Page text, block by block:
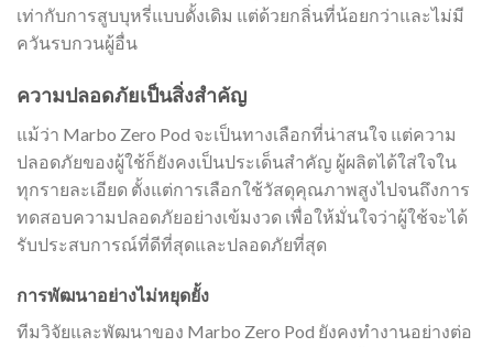
เท่ากับการสูบบุหรี่แบบดั้งเดิม แต่ด้วยกลิ่นที่น้อยกว่าและไม่มี
ควันรบกวนผู้อื่น
ความปลอดภัยเป็นสิ่งสำคัญ
แม้ว่า Marbo Zero Pod จะเป็นทางเลือกที่น่าสนใจ แต่ความ
ปลอดภัยของผู้ใช้ก็ยังคงเป็นประเด็นสำคัญ ผู้ผลิตได้ใส่ใจใน
ทุกรายละเอียด ตั้งแต่การเลือกใช้วัสดุคุณภาพสูงไปจนถึงการ
ทดสอบความปลอดภัยอย่างเข้มงวด เพื่อให้มั่นใจว่าผู้ใช้จะได้
รับประสบการณ์ที่ดีที่สุดและปลอดภัยที่สุด
การพัฒนาอย่างไม่หยุดยั้ง
ทีมวิจัยและพัฒนาของ Marbo Zero Pod ยังคงทำงานอย่างต่อ